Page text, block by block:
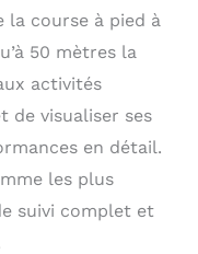
la course à pied à
50 mètres la
activités
de visualiser ses
en détail.
les plus
suivi complet et